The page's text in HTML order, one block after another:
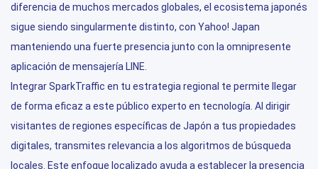
diferencia de muchos mercados globales, el ecosistema japonés
sigue siendo singularmente distinto, con Yahoo! Japan
manteniendo una fuerte presencia junto con la omnipresente
aplicación de mensajería LINE.
Integrar SparkTraffic en tu estrategia regional te permite llegar
de forma eficaz a este público experto en tecnología. Al dirigir
visitantes de regiones específicas de Japón a tus propiedades
digitales, transmites relevancia a los algoritmos de búsqueda
locales. Este enfoque localizado ayuda a establecer la presencia